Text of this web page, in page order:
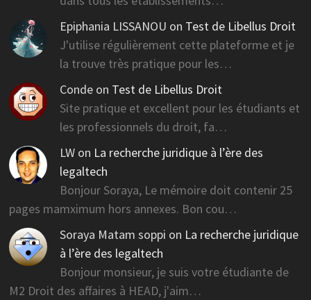
Epiphania LISSANOU on Test de Libellus Droit
J'utilise régulièrement cette plateforme et je
la trouve très pratique pour les…
Conde on Test de Libellus Droit
Site pratique et excellent pour les étudiants et
les professionnels du droit, fa…
LW on La recherche juridique à l’ère des
legaltech
Bonjour Soraya, Le mémoire doit contenir 25
pages mamximum hors annexes. Bon cou…
Soraya Matam soppi on La recherche juridique
à l’ère des legaltech
Bonjour monsieur, je suis votre étudiante de
M2 Droit des affaires à HEAD, j'aim…